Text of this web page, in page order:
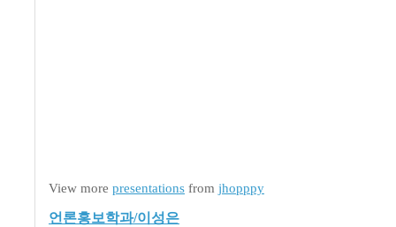
View more presentations from jhopppy
언론홍보학과/이성은